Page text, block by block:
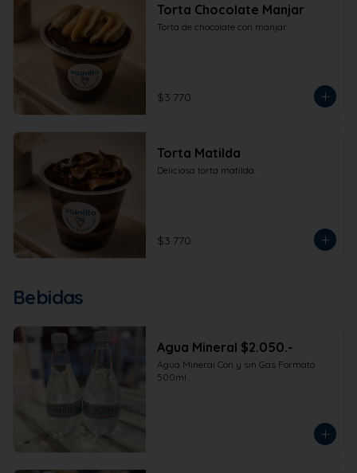
Torta Chocolate Manjar
Torta de chocolate con manjar
$3.770
Torta Matilda
Deliciosa torta matilda.
$3.770
Bebidas
Agua Mineral $2.050.-
Agua Mineral Con y sin Gas Formato
500ml